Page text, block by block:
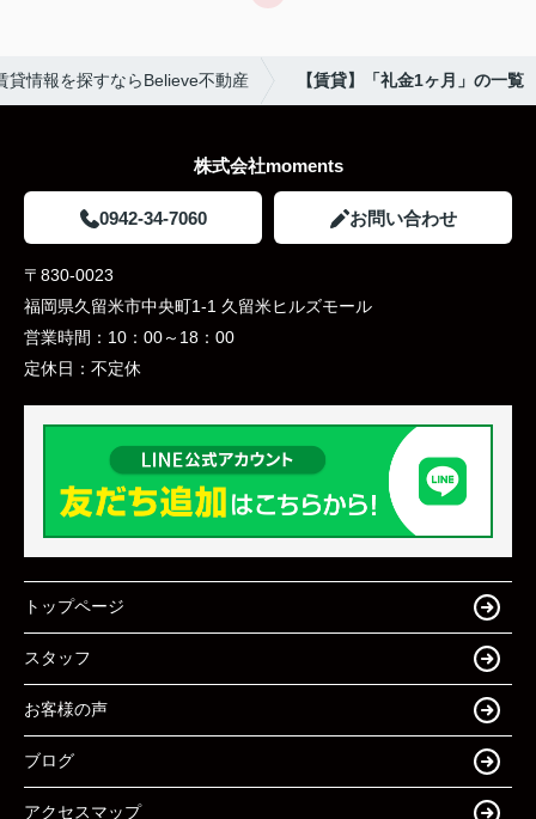
貸情報を探すならBelieve不動産 【賃貸】「礼金1ヶ月」の一覧
株式会社moments
0942-34-7060 お問い合わせ
〒830-0023
福岡県久留米市中央町1-1 久留米ヒルズモール
営業時間： 10：00～18：00
定休日： 不定休
トップページ
スタッフ
お客様の声
ブログ
アクセスマップ